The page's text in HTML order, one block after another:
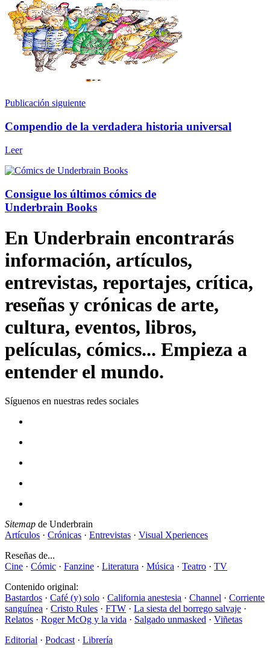
Publicación siguiente
Compendio de la verdadera historia universal
Leer
Consigue los últimos cómics de
Underbrain Books
En Underbrain encontrarás
información, artículos,
entrevistas, reportajes, crítica,
reseñas y crónicas de arte,
cultura, eventos, libros,
películas, cómics... Empieza a
entender el mundo.
Síguenos en nuestras redes sociales
Sitemap de Underbrain
Artículos · Crónicas · Entrevistas · Visual Xperiences
Reseñas de...
Cine · Cómic · Fanzine · Literatura · Música · Teatro · TV
Contenido original:
Bastardos · Café (y) solo · California anestesia · Channel · Corriente
sanguínea · Cristo Rules · FTW · La siesta del borrego salvaje ·
Relatos · Roger McOg y la vida · Salgado unmasked · Viñetas
Editorial · Podcast· Librería